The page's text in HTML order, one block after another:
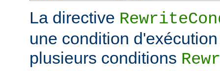
La directive
une condition
plusieurs conditions